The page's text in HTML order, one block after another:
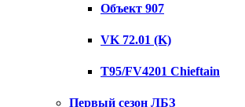
Объект 907
VK 72.01 (K)
T95/FV4201 Chieftain
Первый сезон ЛБЗ